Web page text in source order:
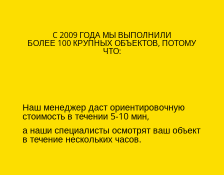
C 2009 ГОДА МЫ ВЫПОЛНИЛИ
БОЛЕЕ 100 КРУПНЫХ ОБЪЕКТОВ, ПОТОМУ
ЧТО:
Наш менеджер даст ориентировочную
стоимость в течении 5-10 мин,
а наши специалисты осмотрят ваш объект
в течение нескольких часов.